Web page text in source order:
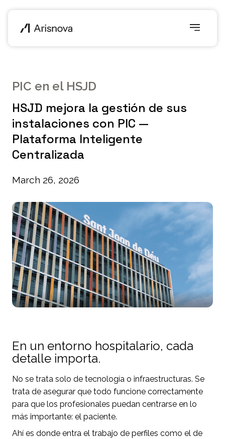
PIC en el HSJD
HSJD mejora la gestión de sus
instalaciones con PIC —
Plataforma Inteligente
Centralizada
March 26, 2026
En un entorno hospitalario, cada
detalle importa.
No se trata solo de tecnología o infraestructuras. Se
trata de asegurar que todo funcione correctamente
para que los profesionales puedan centrarse en lo
más importante: el paciente.
Ahí es donde entra el trabajo de perfiles como el de